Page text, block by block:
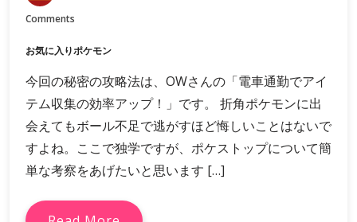
Comments
お気に入りポケモン
今回の秘密の攻略法は、OWさんの「電車通勤でアイ
テム収集の効率アップ！」です。 折角ポケモンに出
会えてもボール不足で逃がすほど悔しいことはないで
すよね。ここで独学ですが、ポケストップについて簡
単な考察をあげたいと思います […]